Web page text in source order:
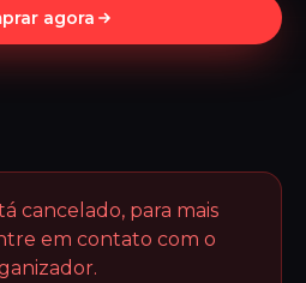
agora
cancelado, para mais
em contato com o